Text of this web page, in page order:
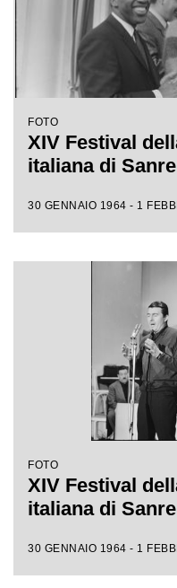
FOTO
XIV Festival
italiana di
30 GENNAIO 1964 - 1
FOTO
XIV Festival
italiana di
30 GENNAIO 1964 - 1